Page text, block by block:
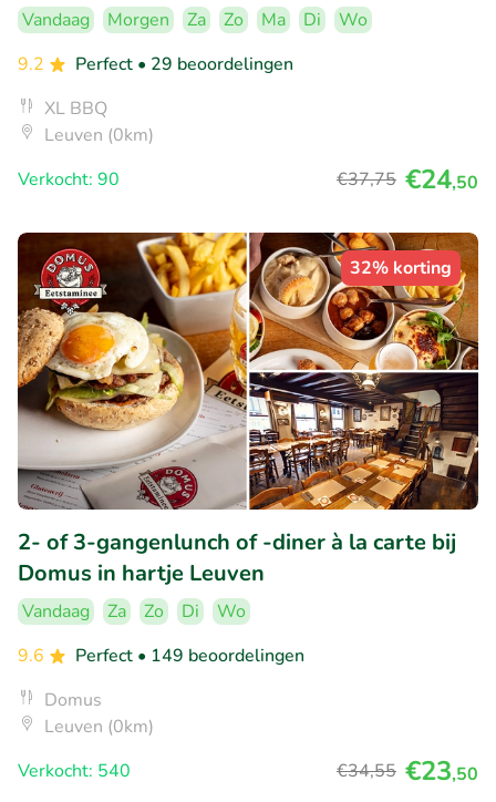
Vandaag Morgen Za Zo Ma Di
Wo
9.2
Perfect • 29 beoordelingen
XL BBQ
Leuven (0km)
Verkocht: 90
€37,75 €24,50
32% korting
2- of 3-gangenlunch of -diner à la carte bij
Domus in hartje Leuven
Vandaag Za Zo Di
Wo
9.6
Perfect • 149 beoordelingen
Domus
Leuven (0km)
Verkocht: 540
€34,55 €23,50